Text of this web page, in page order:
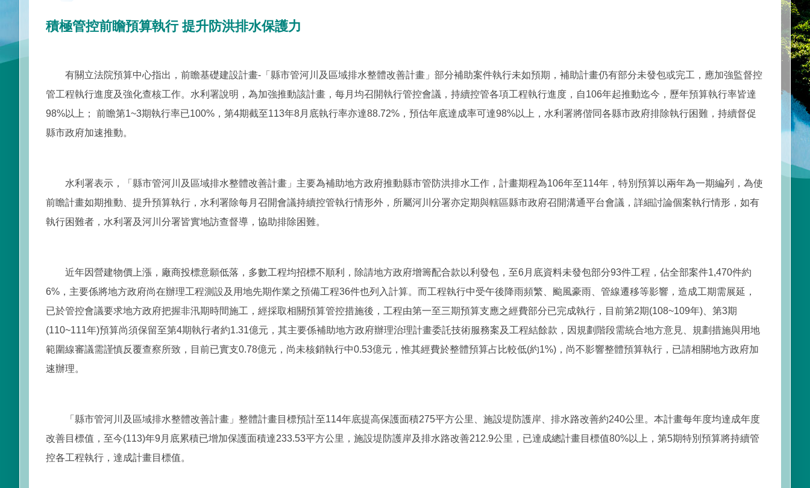
積極管控前瞻預算執行 提升防洪排水保護力
有關立法院預算中心指出，前瞻基礎建設計畫-「縣市管河川及區域排水整體改善計畫」部分補助案件執行未如預期，補助計畫仍有部分未發包或完工，應加強監督控
管工程執行進度及強化查核工作。水利署說明，為加強推動該計畫，每月均召開執行管控會議，持續控管各項工程執行進度，自106年起推動迄今，歷年預算執行率皆達
98%以上； 前瞻第1~3期執行率已100%，第4期截至113年8月底執行率亦達88.72%，預估年底達成率可達98%以上，水利署將偕同各縣市政府排除執行困難，持續督促
縣市政府加速推動。
水利署表示，「縣市管河川及區域排水整體改善計畫」主要為補助地方政府推動縣市管防洪排水工作，計畫期程為106年至114年，特別預算以兩年為一期編列，為使
前瞻計畫如期推動、提升預算執行，水利署除每月召開會議持續控管執行情形外，所屬河川分署亦定期與轄區縣市政府召開溝通平台會議，詳細討論個案執行情形，如有
執行困難者，水利署及河川分署皆實地訪查督導，協助排除困難。
近年因營建物價上漲，廠商投標意願低落，多數工程均招標不順利，除請地方政府增籌配合款以利發包，至6月底資料未發包部分93件工程，佔全部案件1,470件約
6%，主要係將地方政府尚在辦理工程測設及用地先期作業之預備工程36件也列入計算。而工程執行中受午後降雨頻繁、颱風豪雨、管線遷移等影響，造成工期需展延，
已於管控會議要求地方政府把握非汛期時間施工，經採取相關預算管控措施後，工程由第一至三期預算支應之經費部分已完成執行，目前第2期(108~109年)、第3期
(110~111年)預算尚須保留至第4期執行者約1.31億元，其主要係補助地方政府辦理治理計畫委託技術服務案及工程結餘款，因規劃階段需統合地方意見、規劃措施與用地
範圍線審議需謹慎反覆查察所致，目前已實支0.78億元，尚未核銷執行中0.53億元，惟其經費於整體預算占比較低(約1%)，尚不影響整體預算執行，已請相關地方政府加
速辦理。
「縣市管河川及區域排水整體改善計畫」整體計畫目標預計至114年底提高保護面積275平方公里、施設堤防護岸、排水路改善約240公里。本計畫每年度均達成年度
改善目標值，至今(113)年9月底累積已增加保護面積達233.53平方公里，施設堤防護岸及排水路改善212.9公里，已達成總計畫目標值80%以上，第5期特別預算將持續管
控各工程執行，達成計畫目標值。